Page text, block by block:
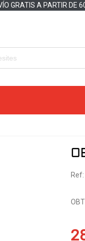
GRATIS A PARTIR DE